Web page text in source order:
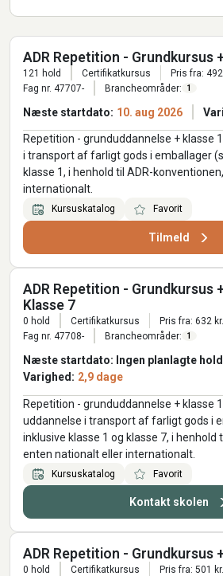
ADR Repetition - Grundkursus
121 hold Certifikatkursus Pris fra: 492
Fag nr. 47707- Brancheområder: 1
Næste startdato: 10. aug 2026
Repetition - grunduddannelse + klasse
i transport af farligt gods i emballager
klasse 1, i henhold til ADR-
internationalt.
Kursuskatalog Favorit
Tilmeld
ADR Repetition - Grundkursus
Klasse 7
0 hold Certifikatkursus Pris fra: 632 kr.
Fag nr. 47708- Brancheområder: 1
Næste startdato: Ingen planlagte hold
Varighed: 2,9 dage
Repetition - grunduddannelse + klasse
uddannelse i transport af farligt gods i
inklusive klasse 1 og klasse 7, i henhold
enten nationalt eller internationalt.
Kursuskatalog Favorit
Kontakt skolen
ADR Repetition - Grundkursus
0 hold Certifikatkursus Pris fra: 501 kr.